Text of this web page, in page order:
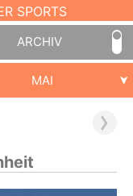
SPORTS
ARCHIV
MAI